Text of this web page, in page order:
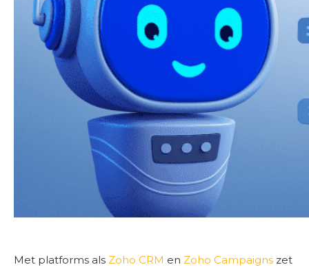
Met platforms als Zoho CRM en Zoho Campaigns zet